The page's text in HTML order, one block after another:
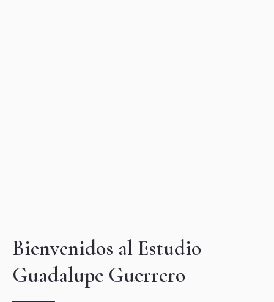
Bienvenidos al Estudio
Guadalupe Guerrero